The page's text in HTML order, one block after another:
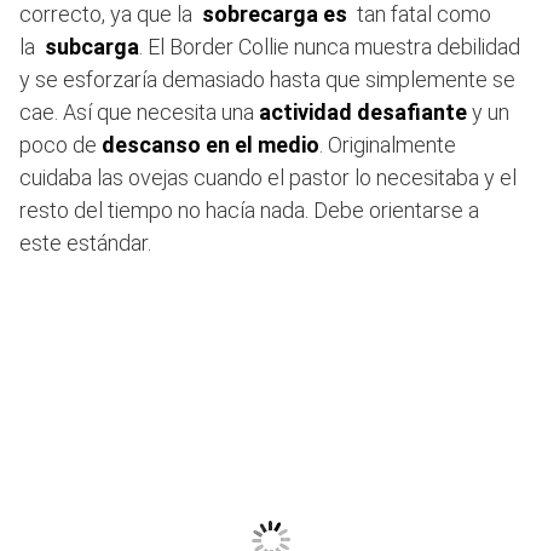
correcto, ya que la sobrecarga es tan fatal como
la subcarga. El Border Collie nunca muestra debilidad
y se esforzaría demasiado hasta que simplemente se
cae. Así que necesita una actividad desafiantey un
poco de descanso en el medio. Originalmente
cuidaba las ovejas cuando el pastor lo necesitaba y el
resto del tiempo no hacía nada. Debe orientarse a
este estándar.